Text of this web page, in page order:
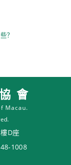
？
會
Macau.
D座
1008